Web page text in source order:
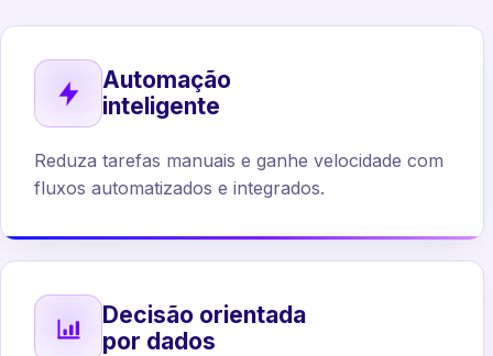
Automação
inteligente
Reduza tarefas manuais e ganhe velocidade com
fluxos automatizados e integrados.
Decisão orientada
por dados